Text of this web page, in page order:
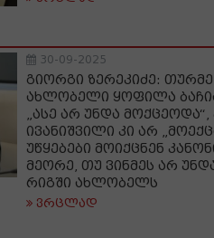
30-09-2025
გიორგი ზერეკიძე:
ახლობელი ყოფილა
„ასე არ უნდა
ივანიშვილი კი არ
უწყებები მოიქცნენ
მეორე, თუ ვინმეს არ
რიგში ახლობელს
ვრცლად